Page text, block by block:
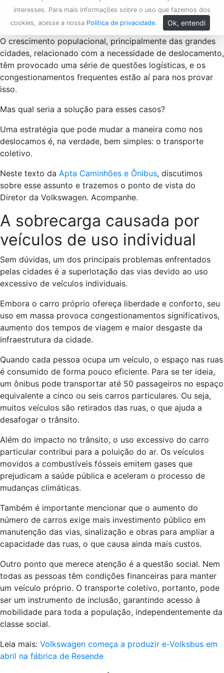
interesses. Para mais informações sobre o uso que fazemos dos
cookies, acesse a nossa Política de privacidade. Ok, entendi
O crescimento populacional, principalmente das grandes
cidades, relacionado com a necessidade de deslocamento,
têm provocado uma série de questões logísticas, e os
congestionamentos frequentes estão aí para nos provar
isso.
Mas qual seria a solução para esses casos?
Uma estratégia que pode mudar a maneira como nos
deslocamos é, na verdade, bem simples: o transporte
coletivo.
Neste texto da Apta Caminhões e Ônibus, discutimos
sobre esse assunto e trazemos o ponto de vista do
Diretor da Volkswagen. Acompanhe.
A sobrecarga causada por
veículos de uso individual
Sem dúvidas, um dos principais problemas enfrentados
pelas cidades é a superlotação das vias devido ao uso
excessivo de veículos individuais.
Embora o carro próprio ofereça liberdade e conforto, seu
uso em massa provoca congestionamentos significativos,
aumento dos tempos de viagem e maior desgaste da
infraestrutura da cidade.
Quando cada pessoa ocupa um veículo, o espaço nas ruas
é consumido de forma pouco eficiente. Para se ter ideia,
um ônibus pode transportar até 50 passageiros no espaço
equivalente a cinco ou seis carros particulares. Ou seja,
muitos veículos são retirados das ruas, o que ajuda a
desafogar o trânsito.
Além do impacto no trânsito, o uso excessivo do carro
particular contribui para a poluição do ar. Os veículos
movidos a combustíveis fósseis emitem gases que
prejudicam a saúde pública e aceleram o processo de
mudanças climáticas.
Também é importante mencionar que o aumento do
número de carros exige mais investimento público em
manutenção das vias, sinalização e obras para ampliar a
capacidade das ruas, o que causa ainda mais custos.
Outro ponto que merece atenção é a questão social. Nem
todas as pessoas têm condições financeiras para manter
um veículo próprio. O transporte coletivo, portanto, pode
ser um instrumento de inclusão, garantindo acesso à
mobilidade para toda a população, independentemente da
classe social.
Leia mais: Volkswagen começa a produzir e-Volksbus em
abril na fábrica de Resende